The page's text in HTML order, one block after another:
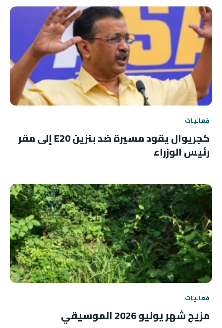
فعاليات
كجريوال يقود مسيرة ضد بنزين E20 إلى مقر
رئيس الوزراء
فعاليات
مزيج شهر يوليو 2026 الموسيقي